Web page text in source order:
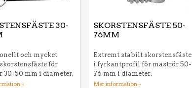
30-
och mycket
för
30-50 mm i diameter.
»
SKORSTENSFÄSTE 50-
76MM
Extremt stabilt skorstensfäste
i fyrkantprofil för maströr 50-
76 mm i diameter.
Mer information »